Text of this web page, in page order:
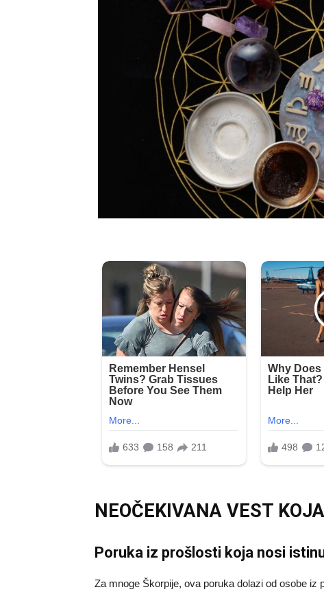
NEOČEKIVANA VEST
Poruka iz prošlosti koja nosi
Za mnoge Škorpije, ova poruka dolazi od osobe